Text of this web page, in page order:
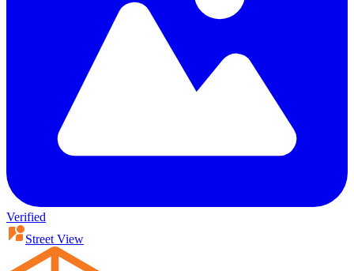
Verified
Street View